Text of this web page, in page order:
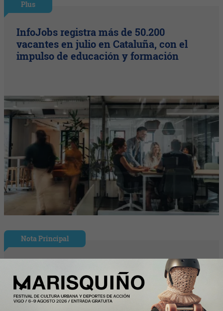
Plus
InfoJobs registra más de 50.200
vacantes en julio en Cataluña, con el
impulso de educación y formación
Nota Principal
El alquiler en Cataluña se desploma un
16,3% interanual y encadena su cuarta
caída de 2026